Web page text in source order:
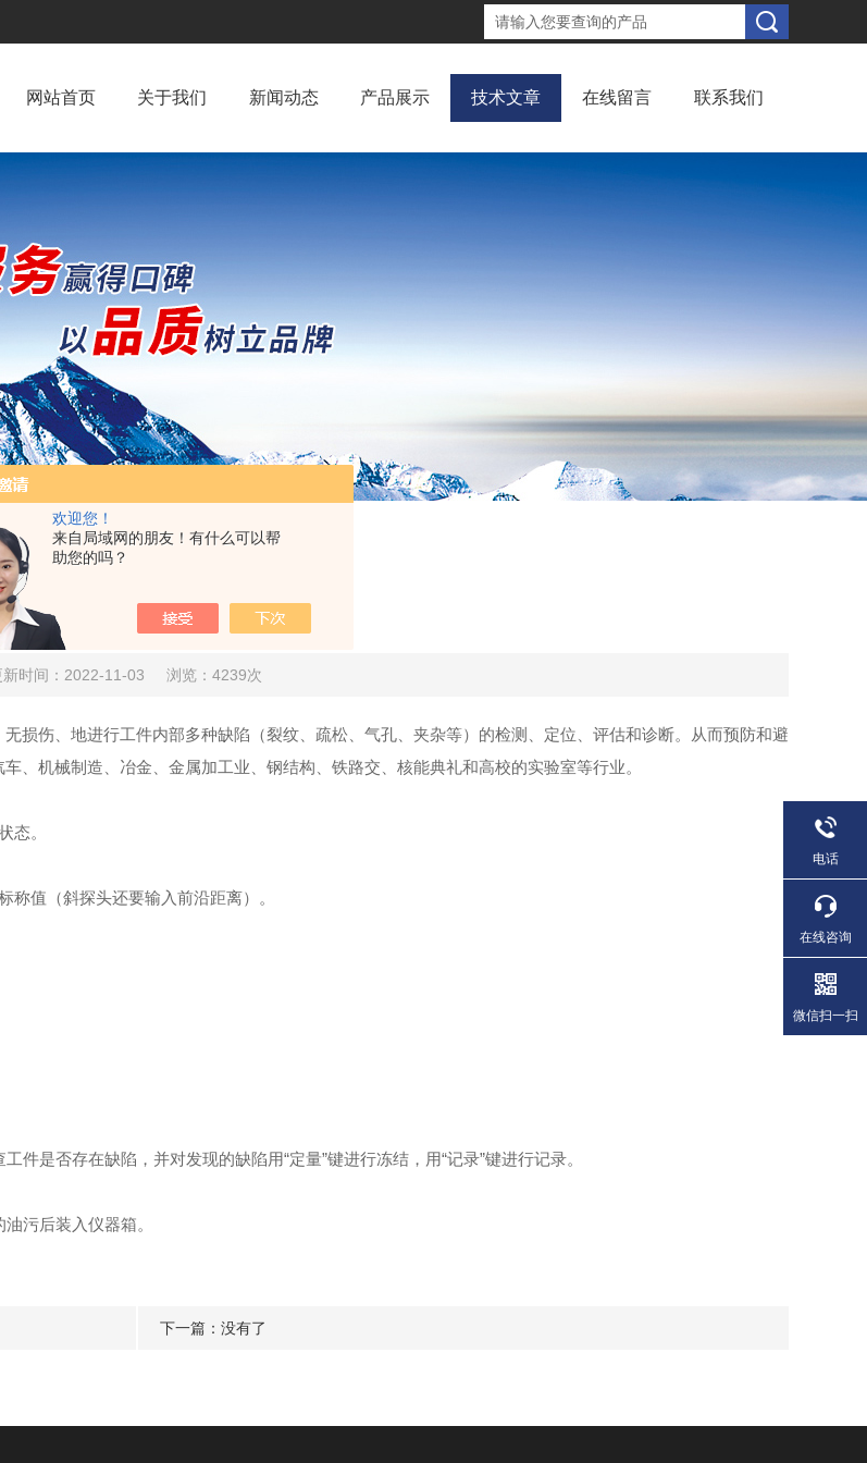
欢迎您！
来自局域网的朋友！有什么可以帮
助您的吗？
网站首页 关于我们 新闻动态 产品展示 技术文章 在线留言 联系我们
使用便携式超声波探伤仪
新时间：2022-11-03 浏览：4239次
损伤、地进行工件内部多种缺陷（裂纹、疏松、气孔、夹杂等）的检测、定位、评估和诊断。从而预防和避
、机械制造、冶金、金属加工业、钢结构、铁路交、核能典礼和高校的实验室等行业。
态。
值（斜探头还要输入前沿距离）。
是否存在缺陷，并对发现的缺陷用“定量”键进行冻结，用“记录”键进行记录。
污后装入仪器箱。
下一篇：没有了
电话
在线咨询
微信扫一扫